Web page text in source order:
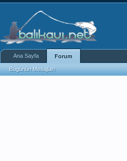
Ana Sayfa Forum
Bugünün Mesajları